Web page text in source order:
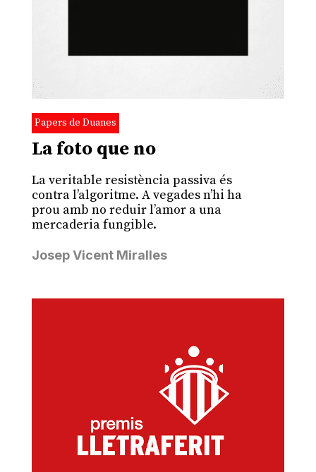
Papers de Duanes
La foto que no
La veritable resistència passiva és
contra l’algoritme. A vegades n’hi ha
prou amb no reduir l’amor a una
mercaderia fungible.
Josep Vicent Miralles